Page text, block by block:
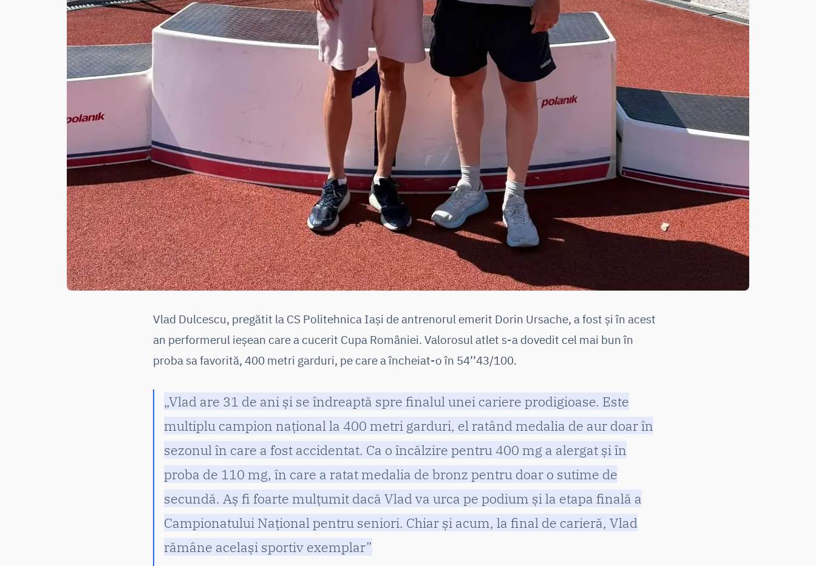
Vlad Dulcescu, pregătit la CS Politehnica Iași de antrenorul emerit Dorin Ursache, a fost și în acest
an performerul ieșean care a cucerit Cupa României. Valorosul atlet s-a dovedit cel mai bun în
proba sa favorită, 400 metri garduri, pe care a încheiat-o în 54’’43/100.
„Vlad are 31 de ani și se îndreaptă spre finalul unei cariere prodigioase. Este
multiplu campion național la 400 metri garduri, el ratând medalia de aur doar în
sezonul în care a fost accidentat. Ca o încălzire pentru 400 mg a alergat și în
proba de 110 mg, în care a ratat medalia de bronz pentru doar o sutime de
secundă. Aș fi foarte mulțumit dacă Vlad va urca pe podium și la etapa finală a
Campionatului Național pentru seniori. Chiar și acum, la final de carieră, Vlad
rămâne același sportiv exemplar”